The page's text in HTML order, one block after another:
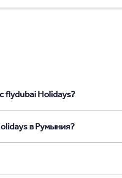
flydubai Holidays?
в Румыния?